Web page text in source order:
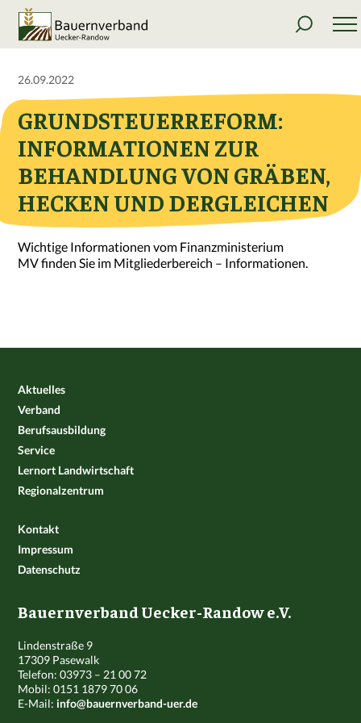
26.09.2022
GRUNDSTEUERREFORM:
INFORMATIONEN ZUR
BEHANDLUNG VON GRÄBEN,
HECKEN UND DERGLEICHEN
Wichtige Informationen vom Finanzministerium
MV finden Sie im Mitgliederbereich – Informationen.
Aktuelles
Verband
Berufsausbildung
Service
Lernort Landwirtschaft
Regionalzentrum
Kontakt
Impressum
Datenschutz
Bauernverband Uecker-Randow e.V.
Lindenstraße 9
17309 Pasewalk
Telefon: 03973 – 21 00 72
Mobil: 0151 1879 70 06
E-Mail:info@bauernverband-uer.de